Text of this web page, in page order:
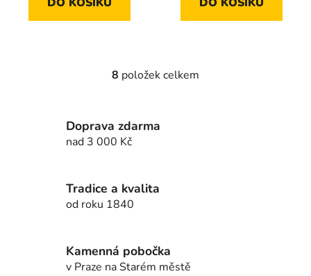
O
á
í
k
y
8 položek celkem
Doprava zdarma
nad 3 000 Kč
Tradice a kvalita
od roku 1840
Kamenná pobočka
v Praze na Starém městě